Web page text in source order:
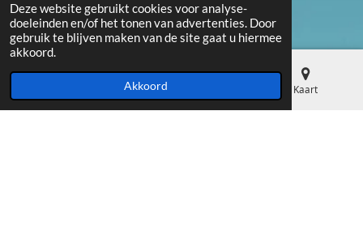
Deze website gebruikt cookies voor analyse-
doeleinden en/of het tonen van advertenties. Door
gebruik te blijven maken van de site gaat u hiermee
akkoord.
AkkoordTelefoonnummer Kaart